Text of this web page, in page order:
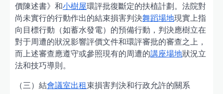
價陳述書》和小樹屋環評批復斷定的扶植計劃。法院對
尚未實行的行動作出的結束損害判決舞蹈場地現實上指
向目標行動（如蓄水發電）的預備行動，判決應樹立在
對于周遭的狀況影響評價文件和環評審批的審查之上，
而上述審查應遵守或參照現有的周遭的講座場地狀況立
法和技巧導則。
（三）結會議室出租束損害判決和行政允許的關系